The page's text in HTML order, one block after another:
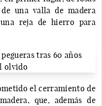
una valla de madera
reja de hierro para
el cerramiento de
que, además de